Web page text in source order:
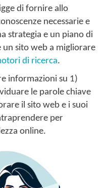
di fornire allo
necessarie e
strategia e un piano di
un sito web a migliorare
di ricerca.
informazioni su 1)
le parole chiave
il sito web e i suoi
per
online.